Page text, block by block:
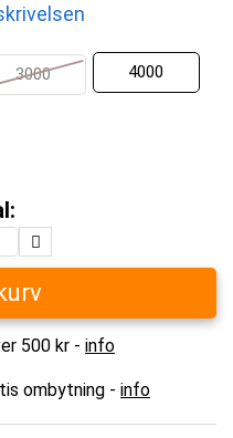
3000 4000
500 kr - info
ombytning - info